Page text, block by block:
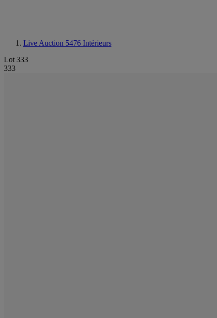
Live Auction 5476 Intérieurs
Lot 333
333